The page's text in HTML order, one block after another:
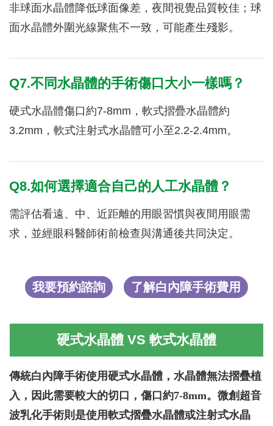
非球面水晶體降低球面像差，夜間視覺品質較佳；球
面水晶體外圍光線聚焦不一致，可能產生殘影。
Q7.不同水晶體的手術傷口大小一樣嗎？
硬式水晶體傷口約7-8mm，軟式摺疊水晶體約
3.2mm，軟式注射式水晶體可小至2.2-2.4mm。
Q8.如何選擇適合自己的人工水晶體？
需評估看遠、中、近距離的用眼習慣與夜間用眼需
求，並經眼科醫師術前檢查與溝通後共同決定。
我要預約諮詢 了解白內障手術費用
硬式水晶體 VS 軟式水晶體
傳統白內障手術使用硬式水晶體，水晶體無法摺疊植
入，因此需要較大的切口，傷口約7-8mm。微創超音
波乳化手術則是使用軟式摺疊水晶體或注射式水晶